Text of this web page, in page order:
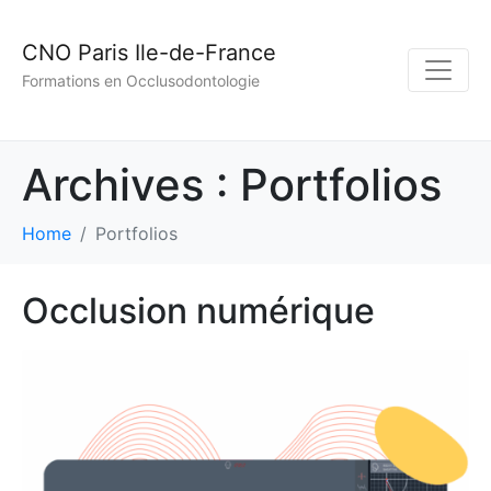
CNO Paris Ile-de-France
Formations en Occlusodontologie
Archives : Portfolios
Home Portfolios
Occlusion numérique